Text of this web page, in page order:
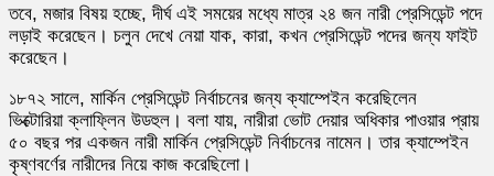
তবে, মজার বিষয় হচ্ছে, দীর্ঘ এই সময়ের মধ্যে মাত্র ২৪ জন নারী প্রেসিডেন্ট পদে
লড়াই করেছেন। চলুন দেখে নেয়া যাক, কারা, কখন প্রেসিডেন্ট পদের জন্য ফাইট
করেছেন।
১৮৭২ সালে, মার্কিন প্রেসিডেন্ট নির্বাচনের জন্য ক্যাম্পেইন করেছিলেন
ভিক্টোরিয়া ক্লাফ্লিন উডহুল। বলা যায়, নারীরা ভোট দেয়ার অধিকার পাওয়ার প্রায়
৫০ বছর পর একজন নারী মার্কিন প্রেসিডেন্ট নির্বাচনের নামেন। তার ক্যাম্পেইন
কৃষ্ণবর্ণের নারীদের নিয়ে কাজ করেছিলো।